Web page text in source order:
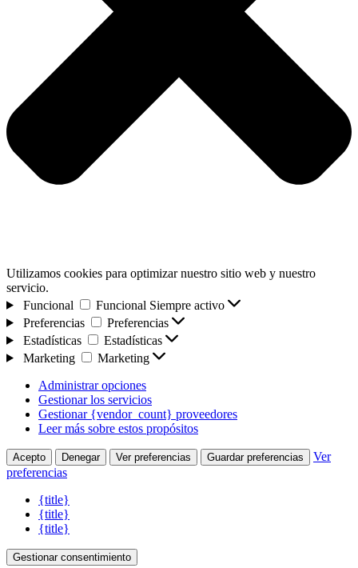
Utilizamos cookies para optimizar nuestro sitio web y nuestro
servicio.
Funcional
Funcional Siempre activo
Preferencias
Preferencias
Estadísticas
Estadísticas
Marketing
Marketing
Administrar opciones
Gestionar los servicios
Gestionar {vendor_count} proveedores
Leer más sobre estos propósitos
Acepto Denegar Ver preferencias Guardar preferencias
Ver
preferencias
{title}
{title}
{title}
Gestionar consentimiento